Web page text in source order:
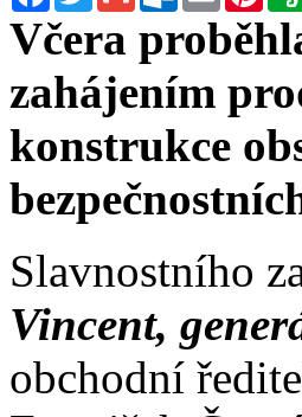
Včera
zahájením
konstrukce
Slavnostního
Vincent,
obchodní